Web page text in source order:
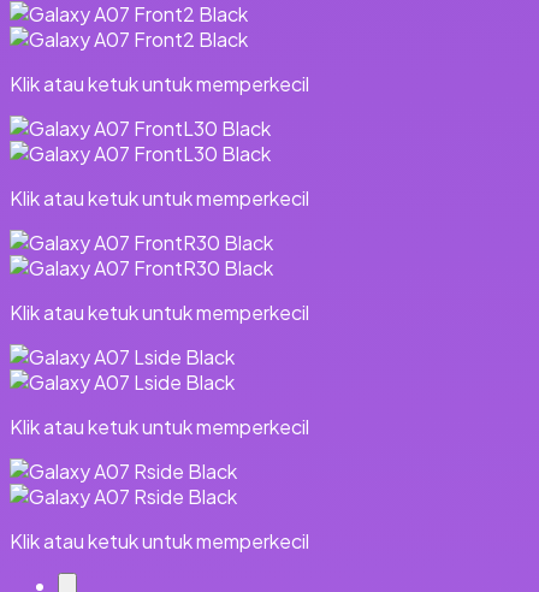
Klik atau ketuk untuk memperkecil
Klik atau ketuk untuk memperkecil
Klik atau ketuk untuk memperkecil
Klik atau ketuk untuk memperkecil
Klik atau ketuk untuk memperkecil